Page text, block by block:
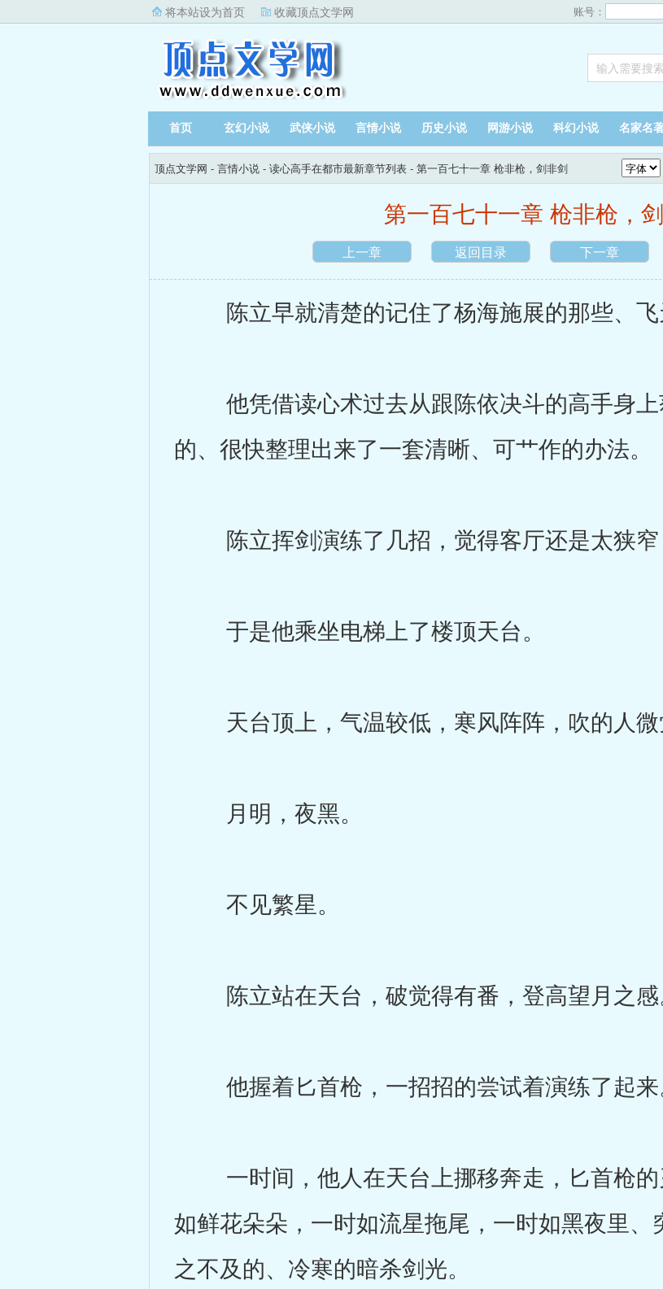
将本站设为首页 收藏顶点文学网 账号：
首页 玄幻小说 武侠小说 言情小说 历史小说 网游小说 科幻小说 名家名
顶点文学网 - 言情小说 - 读心高手在都市最新章节列表 - 第一百七十一章 枪非枪，剑非剑
第一百七十一章 枪非枪，
上一章 返回目录 下一章
陈立早就清楚的记住了杨海施展的那些、飞
他凭借读心术过去从跟陈依决斗的高手身上
的、很快整理出来了一套清晰、可艹作的办法。
陈立挥剑演练了几招，觉得客厅还是太狭窄
于是他乘坐电梯上了楼顶天台。
天台顶上，气温较低，寒风阵阵，吹的人微
月明，夜黑。
不见繁星。
陈立站在天台，破觉得有番，登高望月之感
他握着匕首枪，一招招的尝试着演练了起来
一时间，他人在天台上挪移奔走，匕首枪的
如鲜花朵朵，一时如流星拖尾，一时如黑夜里
之不及的、冷寒的暗杀剑光。